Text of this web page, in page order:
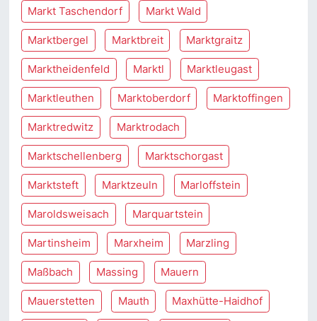
Markt Taschendorf Markt Wald
Marktbergel Marktbreit Marktgraitz
Marktheidenfeld Marktl Marktleugast
Marktleuthen Marktoberdorf Marktoffingen
Marktredwitz Marktrodach
Marktschellenberg Marktschorgast
Marktsteft Marktzeuln Marloffstein
Maroldsweisach Marquartstein
Martinsheim Marxheim Marzling
Maßbach Massing Mauern
Mauerstetten Mauth Maxhütte-Haidhof